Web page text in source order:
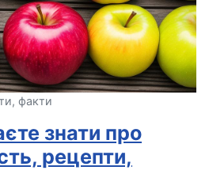
факти
знати про
рецепти,